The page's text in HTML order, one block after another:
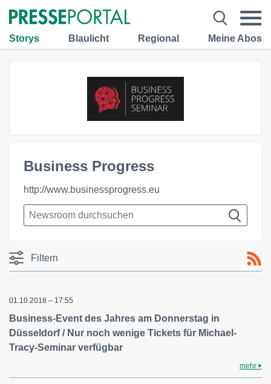
Storys Blaulicht Regional Meine Abos
Business Progress
http://www.businessprogress.eu
Filtern
01.10.2018 – 17:55
Business-Event des Jahres am Donnerstag in
Düsseldorf / Nur noch wenige Tickets für Michael-
Tracy-Seminar verfügbar
mehr